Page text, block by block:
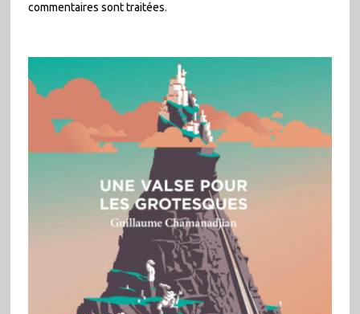
commentaires sont traitées.